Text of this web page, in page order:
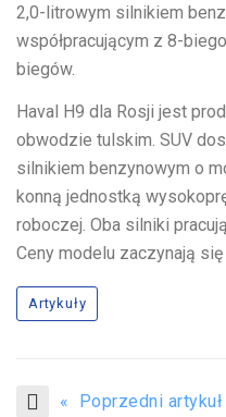
2,0-litrowym silnikiem
współpracującym z 8-
biegów.
Haval H9 dla Rosji jest
obwodzie tulskim. SUV
silnikiem benzynowym o
konną jednostką
roboczej. Oba silniki
Ceny modelu zaczynają się
Artykuły
« Poprzedni artykuł